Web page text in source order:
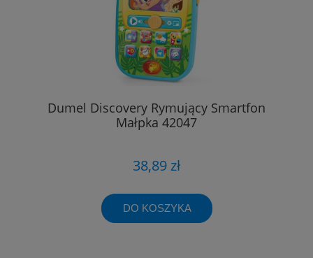
Dumel Discovery Rymujący Smartfon
Małpka 42047
38,89 zł
DO KOSZYKA